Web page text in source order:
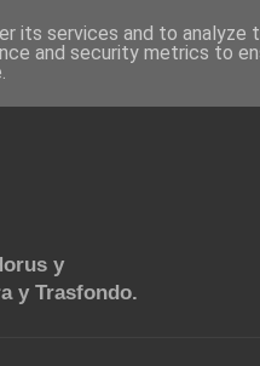
y
y Trasfondo.
its services and to analyze
and security metrics to